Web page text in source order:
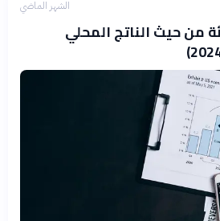
الشهر الماضي
من حيث الناتج المحلي